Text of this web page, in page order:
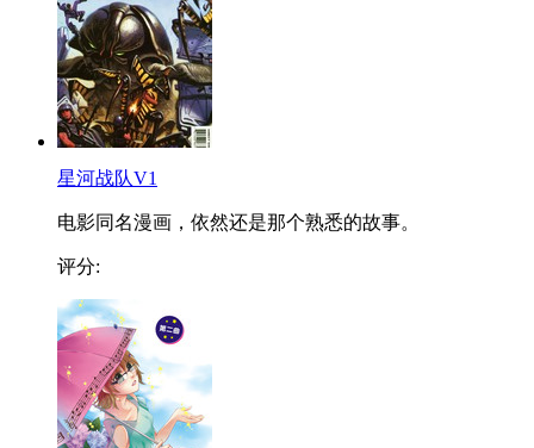
星河战队V1
电影同名漫画，依然还是那个熟悉的故事。
评分: